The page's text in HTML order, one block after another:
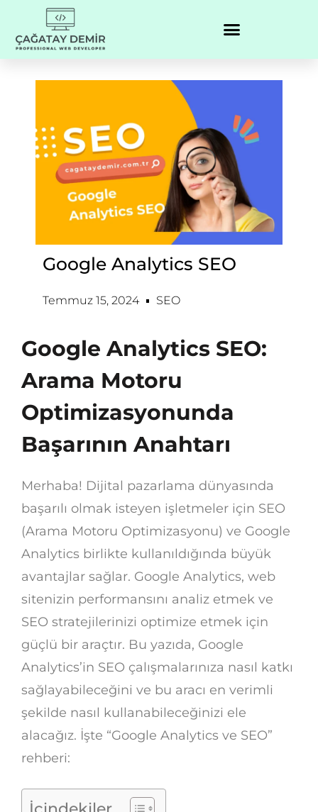
Google Analytics SEO
Temmuz 15, 2024 SEO
Google Analytics SEO:
Arama Motoru
Optimizasyonunda
Başarının Anahtarı
Merhaba! Dijital pazarlama dünyasında
başarılı olmak isteyen işletmeler için SEO
(Arama Motoru Optimizasyonu) ve Google
Analytics birlikte kullanıldığında büyük
avantajlar sağlar. Google Analytics, web
sitenizin performansını analiz etmek ve
SEO stratejilerinizi optimize etmek için
güçlü bir araçtır. Bu yazıda, Google
Analytics’in SEO çalışmalarınıza nasıl katkı
sağlayabileceğini ve bu aracı en verimli
şekilde nasıl kullanabileceğinizi ele
alacağız. İşte “Google Analytics ve SEO”
rehberi:
İçindekiler